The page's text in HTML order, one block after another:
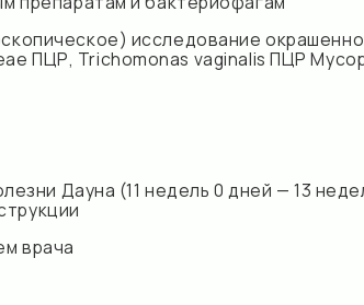
(11 недель 0 дней — 13 недель и 6 дней),
HPV) высокого